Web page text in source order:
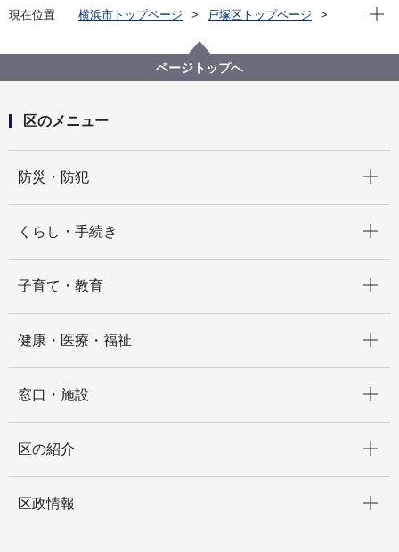
現在位置 横浜市トップページ
戸塚区トップページ
地域防災活動に関する支援
【動画】戸塚区マンション防災担当者のための防災講
座（基礎編）
現在
ページトップへ
区のメニュー
防災・防犯
くらし・手続き
子育て・教育
健康・医療・福祉
窓口・施設
区の紹介
区政情報